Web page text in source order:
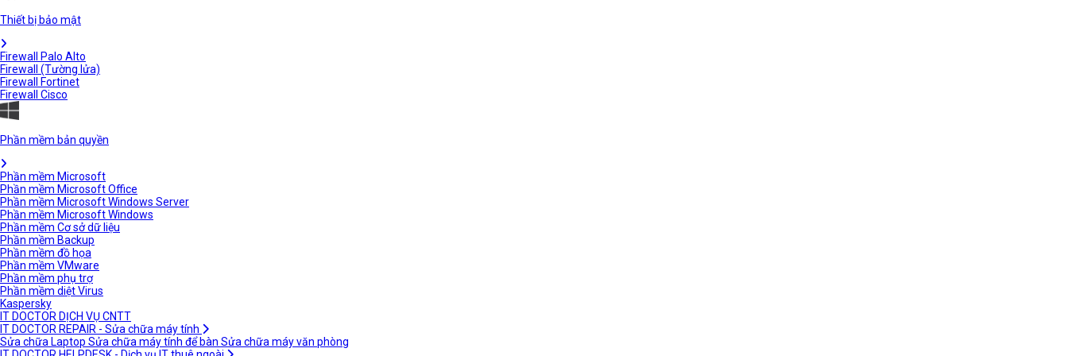
Thiết bị bảo mật
Firewall Palo Alto
Firewall (Tường lửa)
Firewall Fortinet
Firewall Cisco
Phần mềm bản quyền
Phần mềm Microsoft
Phần mềm Microsoft Office
Phần mềm Microsoft Windows Server
Phần mềm Microsoft Windows
Phần mềm Cơ sở dữ liệu
Phần mềm Backup
Phần mềm đồ họa
Phần mềm VMware
Phần mềm phụ trợ
Phần mềm diệt Virus
Kaspersky
IT DOCTOR DỊCH VỤ CNTT
IT DOCTOR REPAIR - Sửa chữa máy tính
Sửa chữa Laptop Sửa chữa máy tính để bàn Sửa chữa máy văn phòng